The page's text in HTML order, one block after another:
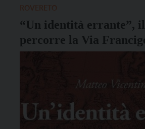
“Un identità errante”,
percorre la Via